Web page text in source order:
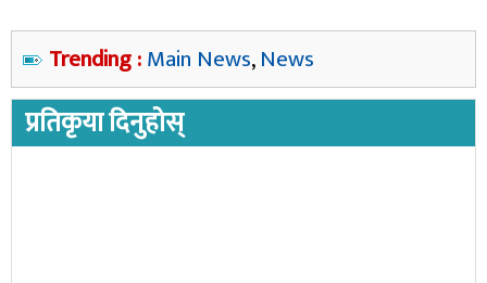
Trending :Main News,News
प्रतिकृया दिनुहोस्